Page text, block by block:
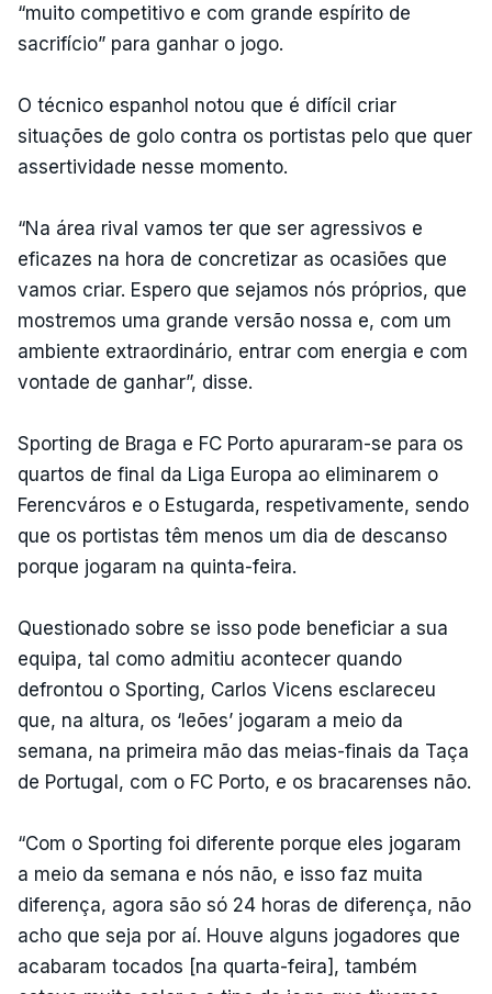
“muito competitivo e com grande espírito de
sacrifício” para ganhar o jogo.
O técnico espanhol notou que é difícil criar
situações de golo contra os portistas pelo que quer
assertividade nesse momento.
“Na área rival vamos ter que ser agressivos e
eficazes na hora de concretizar as ocasiões que
vamos criar. Espero que sejamos nós próprios, que
mostremos uma grande versão nossa e, com um
ambiente extraordinário, entrar com energia e com
vontade de ganhar”, disse.
Sporting de Braga e FC Porto apuraram-se para os
quartos de final da Liga Europa ao eliminarem o
Ferencváros e o Estugarda, respetivamente, sendo
que os portistas têm menos um dia de descanso
porque jogaram na quinta-feira.
Questionado sobre se isso pode beneficiar a sua
equipa, tal como admitiu acontecer quando
defrontou o Sporting, Carlos Vicens esclareceu
que, na altura, os ‘leões’ jogaram a meio da
semana, na primeira mão das meias-finais da Taça
de Portugal, com o FC Porto, e os bracarenses não.
“Com o Sporting foi diferente porque eles jogaram
a meio da semana e nós não, e isso faz muita
diferença, agora são só 24 horas de diferença, não
acho que seja por aí. Houve alguns jogadores que
acabaram tocados [na quarta-feira], também